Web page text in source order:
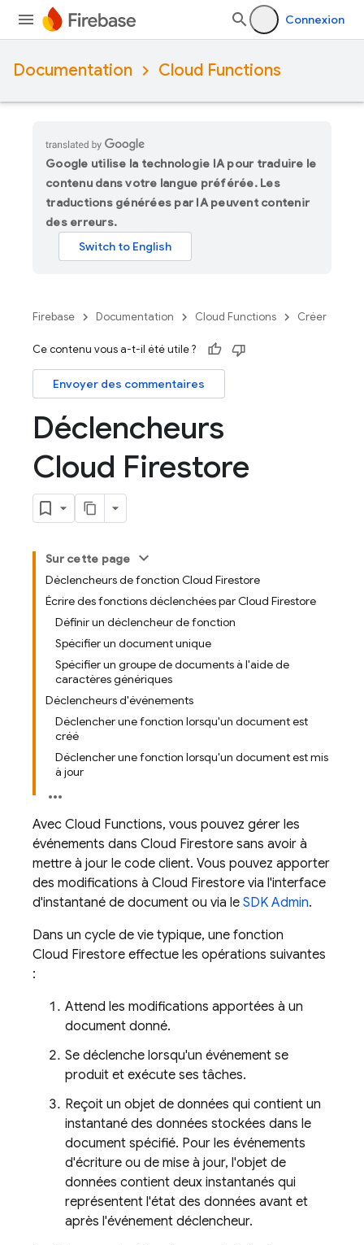
Connexion
Documentation Cloud Functions
Google utilise la technologie IA pour traduire le
contenu dans votre langue préférée. Les
traductions générées par IA peuvent contenir
des erreurs.
Firebase Documentation Cloud Functions Créer
Ce contenu vous a-t-il été utile ?
Envoyer des commentaires
Déclencheurs
Cloud Firestore
Sur cette page
Déclencheurs de fonction Cloud Firestore
Écrire des fonctions déclenchées par Cloud Firestore
Définir un déclencheur de fonction
Spécifier un document unique
Spécifier un groupe de documents à l'aide de
caractères génériques
Déclencheurs d'événements
Déclencher une fonction lorsqu'un document est
créé
Déclencher une fonction lorsqu'un document est mis
à jour
Avec Cloud Functions, vous pouvez gérer les
événements dans Cloud Firestore sans avoir à
mettre à jour le code client. Vous pouvez apporter
des modifications à Cloud Firestore via l'interface
d'instantané de document ou via le SDK Admin.
Dans un cycle de vie typique, une fonction
Cloud Firestore effectue les opérations suivantes
:
Attend les modifications apportées à un
document donné.
Se déclenche lorsqu'un événement se
produit et exécute ses tâches.
Reçoit un objet de données qui contient un
instantané des données stockées dans le
document spécifié. Pour les événements
d'écriture ou de mise à jour, l'objet de
données contient deux instantanés qui
représentent l'état des données avant et
après l'événement déclencheur.